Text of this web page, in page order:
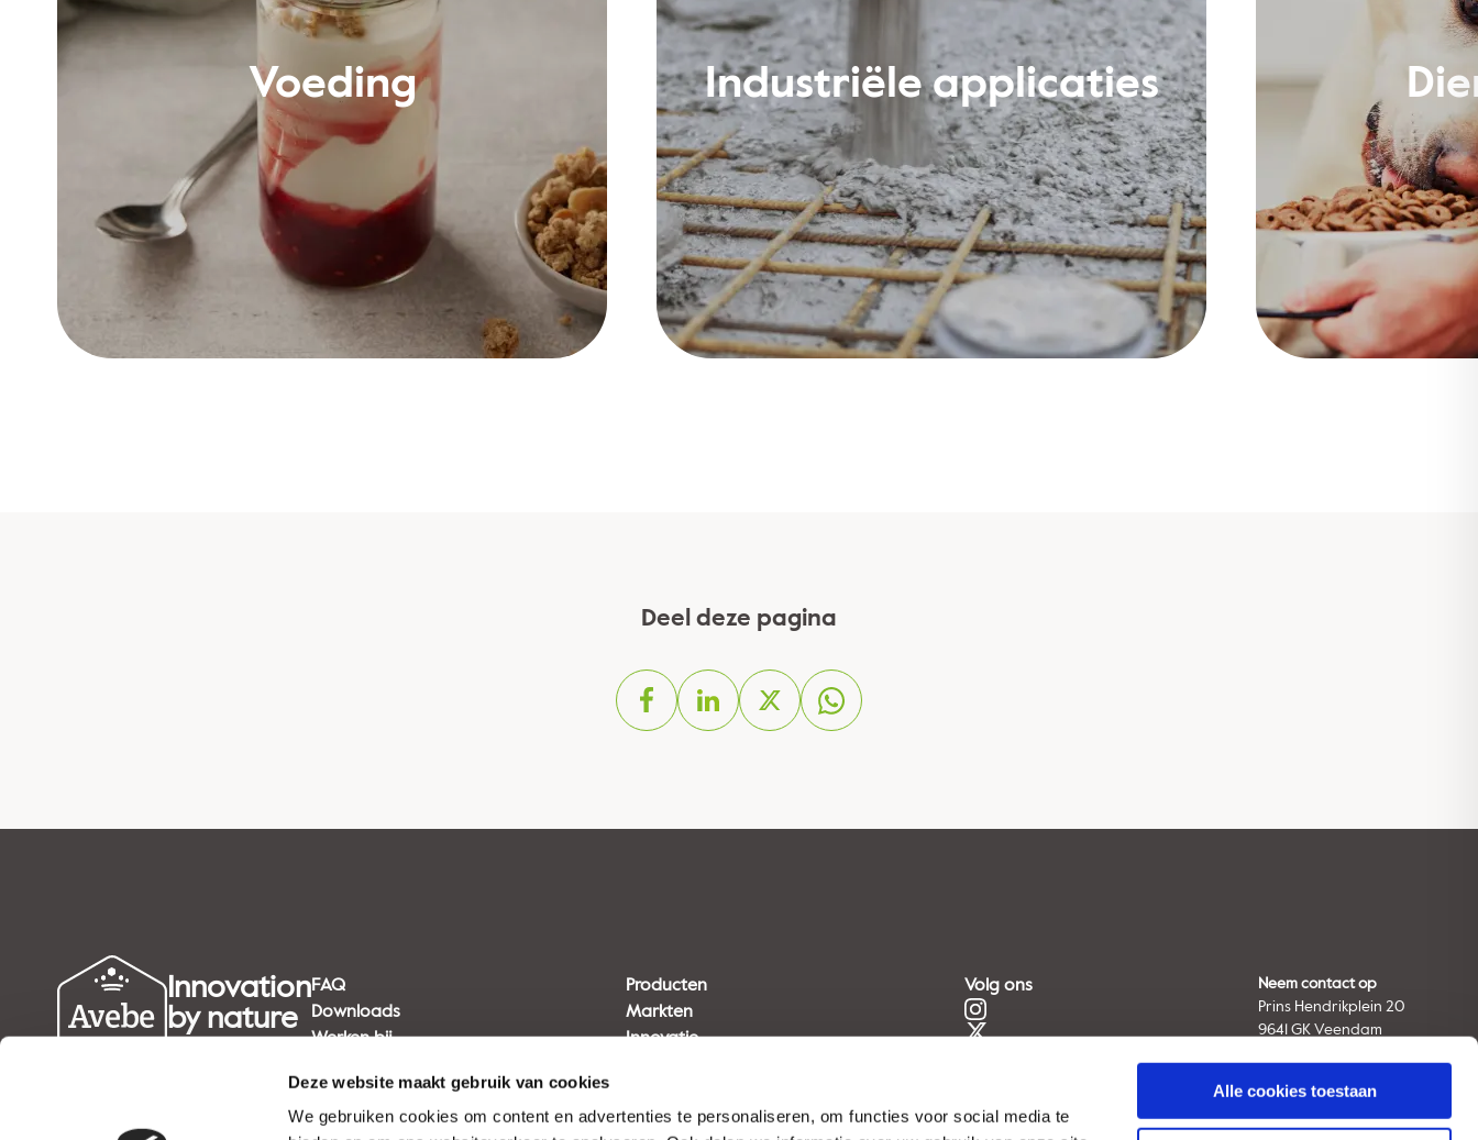
Deze website maakt gebruik van cookies
We gebruiken cookies om content en advertenties te personaliseren, om functies voor social media te
Alle cookies toestaan
Voeding Industriële applicaties
Deel deze pagina
Innovation
by nature
since 1919
FAQ
Downloads
Werken bij
Producten
Markten
Innovatie
Volg ons
Neem contact op
Prins Hendrikplein 20
9641 GK Veendam
E-mail:info@avebe.com